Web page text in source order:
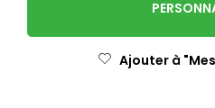
Ajouter à